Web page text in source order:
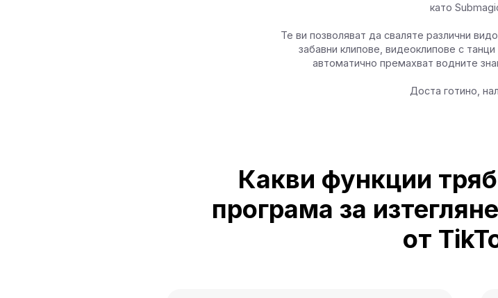
като
Те ви позволяват да сваляте различни
забавни клипове, видеоклипове с
автоматично премахват водните
Доста готино,
Какви функции
програма за
от